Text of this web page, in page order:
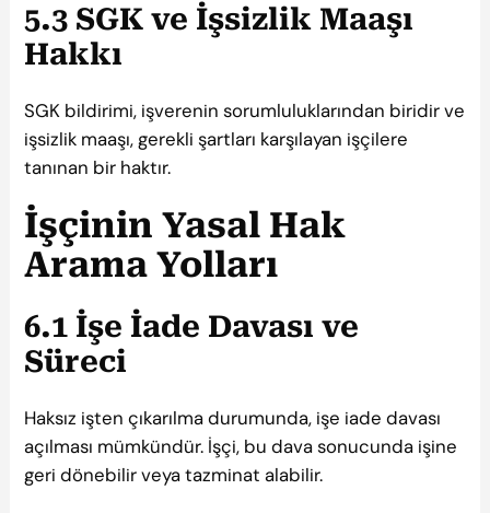
5.3 SGK ve İşsizlik Maaşı
Hakkı
SGK bildirimi, işverenin sorumluluklarından biridir ve
işsizlik maaşı, gerekli şartları karşılayan işçilere
tanınan bir haktır.
İşçinin Yasal Hak
Arama Yolları
6.1 İşe İade Davası ve
Süreci
Haksız işten çıkarılma durumunda, işe iade davası
açılması mümkündür. İşçi, bu dava sonucunda işine
geri dönebilir veya tazminat alabilir.